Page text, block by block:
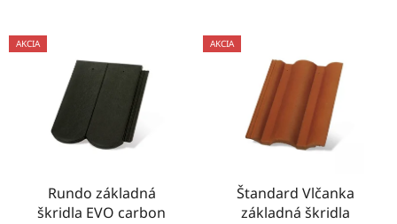
AKCIA
Rundo základná
škridla EVO carbon
AKCIA
Štandard Vlčanka
základná škridla